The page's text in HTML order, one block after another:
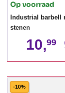
Op voorraad
Industrial barbell
stenen
10,99
-10%